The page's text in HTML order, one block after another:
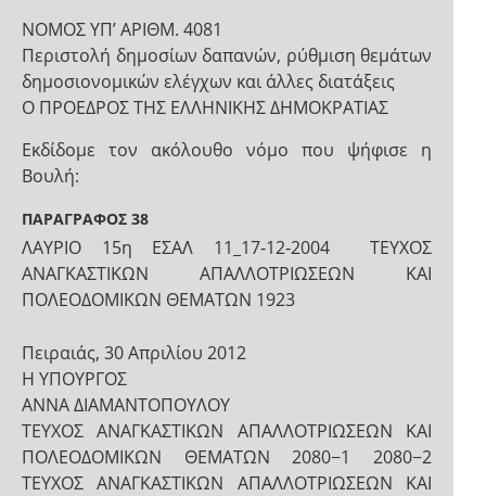
ΝΟΜΟΣ ΥΠ’ ΑΡΙΘΜ. 4081
Περιστολή δημοσίων δαπανών, ρύθμιση θεμάτων
δημοσιονομικών ελέγχων και άλλες διατάξεις
Ο ΠΡΟΕΔΡΟΣ ΤΗΣ ΕΛΛΗΝΙΚΗΣ ΔΗΜΟΚΡΑΤΙΑΣ
Εκδίδομε τον ακόλουθο νόμο που ψήφισε η
Βουλή:
ΠΑΡΑΓΡΑΦΟΣ 38
ΛΑΥΡΙΟ 15η ΕΣΑΛ 11_17‐12‐2004 ΤΕΥΧΟΣ
ΑΝΑΓΚΑΣΤΙΚΩΝ ΑΠΑΛΛΟΤΡΙΩΣΕΩΝ ΚΑΙ
ΠΟΛΕΟΔΟΜΙΚΩΝ ΘΕΜΑΤΩΝ 1923
Πειραιάς, 30 Απριλίου 2012
Η ΥΠΟΥΡΓΟΣ
ΑΝΝΑ ΔΙΑΜΑΝΤΟΠΟΥΛΟΥ
ΤΕΥΧΟΣ ΑΝΑΓΚΑΣΤΙΚΩΝ ΑΠΑΛΛΟΤΡΙΩΣΕΩΝ ΚΑΙ
ΠΟΛΕΟΔΟΜΙΚΩΝ ΘΕΜΑΤΩΝ 2080−1 2080−2
ΤΕΥΧΟΣ ΑΝΑΓΚΑΣΤΙΚΩΝ ΑΠΑΛΛΟΤΡΙΩΣΕΩΝ ΚΑΙ